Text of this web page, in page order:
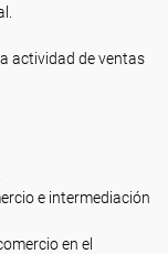
actividad de ventas
e intermediación
en el